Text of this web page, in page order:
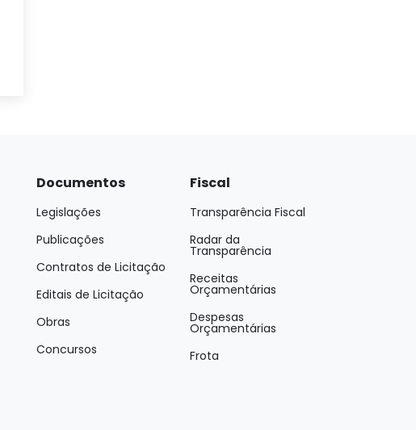
Documentos
Legislações
Publicações
Contratos de Licitação
Editais de Licitação
Obras
Concursos
Fiscal
Transparência Fiscal
Radar da
Transparência
Receitas
Orçamentárias
Despesas
Orçamentárias
Frota